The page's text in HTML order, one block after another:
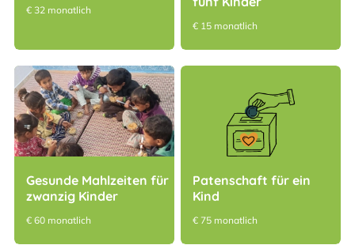
€ 32 monatlich
€ 15 monatlich
Gesunde Mahlzeiten für
zwanzig Kinder
€ 60 monatlich
Patenschaft für ein
Kind
€ 75 monatlich